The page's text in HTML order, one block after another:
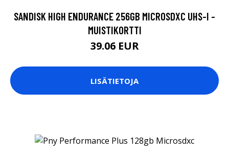
SANDISK HIGH ENDURANCE 256GB MICROSDXC UHS-I -
MUISTIKORTTI
39.06 EUR
LISÄTIETOJA